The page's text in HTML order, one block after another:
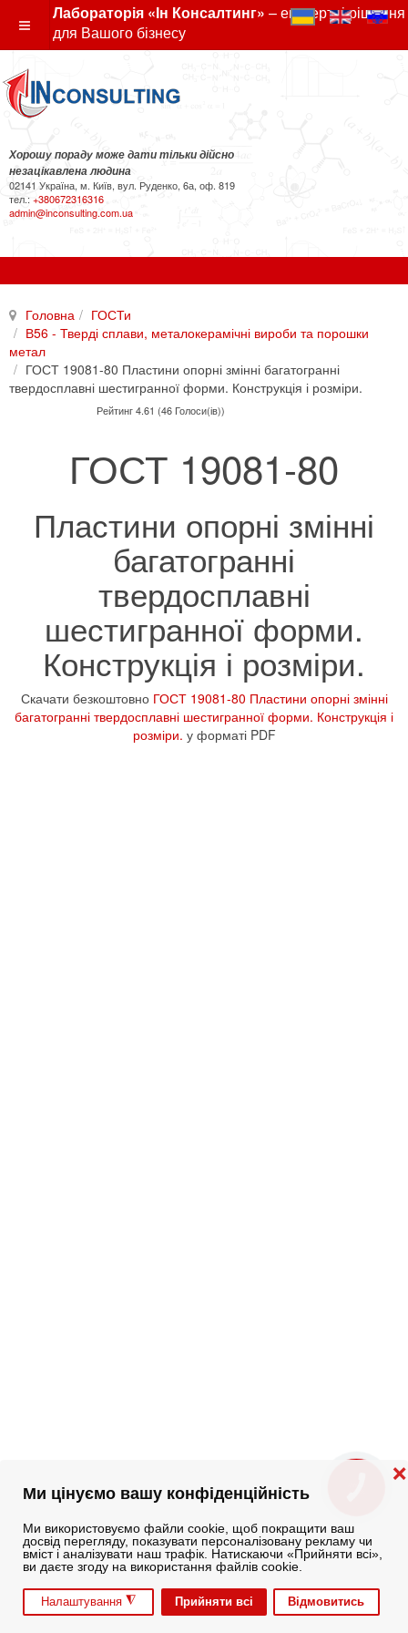
Ми цінуємо вашу конфіденційність
Ми використовуємо файли cookie, щоб покращити ваш
досвід перегляду, показувати персоналізовану рекламу чи
вміст і аналізувати наш трафік. Натискаючи «Прийняти всі»,
ви даєте згоду на використання файлів cookie.
Налаштування ◮ Прийняти всі Відмовитись
❌
Лабораторія «Ін Консалтинг» – експертні рішення
для Вашого бізнесу
Хорошу пораду може дати тільки дійсно
незацікавлена людина
02141 Україна, м. Київ, вул. Руденко, 6а, оф. 819
тел.: +380672316316
admin@inconsulting.com.ua
Головна
ГОСТи
В56 - Тверді сплави, металокерамічні вироби та порошки
метал
ГОСТ 19081-80 Пластини опорні змінні багатогранні
твердосплавні шестигранної форми. Конструкція і розміри.
Рейтинг 4.61 (46 Голоси(ів))
ГОСТ 19081-80
Пластини опорні змінні
багатогранні
твердосплавні
шестигранної форми.
Конструкція і розміри.
Скачати безкоштовно ГОСТ 19081-80 Пластини опорні змінні
багатогранні твердосплавні шестигранної форми. Конструкція і
розміри. у форматі PDF